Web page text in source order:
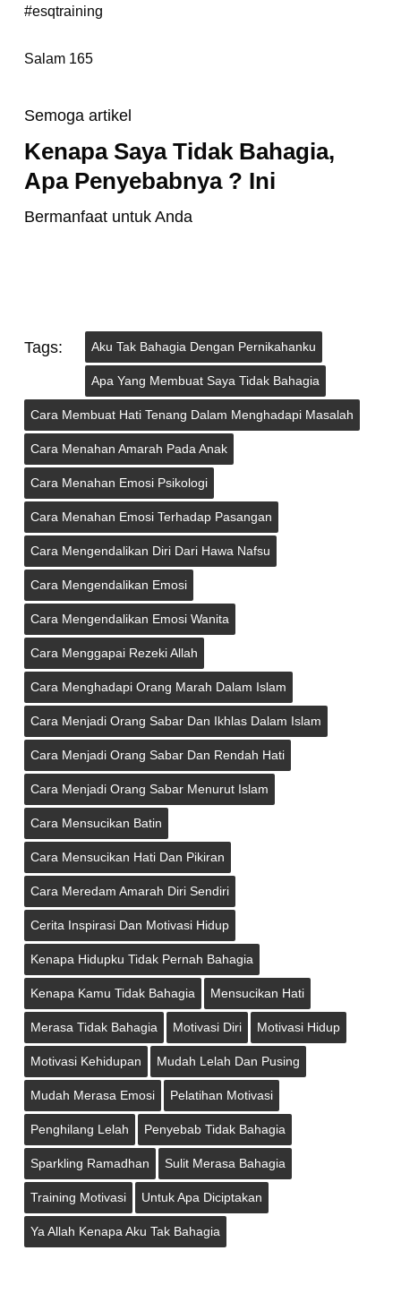
#esqtraining
Salam 165
Semoga artikel
Kenapa Saya Tidak Bahagia,
Apa Penyebabnya ? Ini
Bermanfaat untuk Anda
Tags: Aku Tak Bahagia Dengan Pernikahanku
Apa Yang Membuat Saya Tidak Bahagia
Cara Membuat Hati Tenang Dalam Menghadapi Masalah
Cara Menahan Amarah Pada Anak
Cara Menahan Emosi Psikologi
Cara Menahan Emosi Terhadap Pasangan
Cara Mengendalikan Diri Dari Hawa Nafsu
Cara Mengendalikan Emosi
Cara Mengendalikan Emosi Wanita
Cara Menggapai Rezeki Allah
Cara Menghadapi Orang Marah Dalam Islam
Cara Menjadi Orang Sabar Dan Ikhlas Dalam Islam
Cara Menjadi Orang Sabar Dan Rendah Hati
Cara Menjadi Orang Sabar Menurut Islam
Cara Mensucikan Batin
Cara Mensucikan Hati Dan Pikiran
Cara Meredam Amarah Diri Sendiri
Cerita Inspirasi Dan Motivasi Hidup
Kenapa Hidupku Tidak Pernah Bahagia
Kenapa Kamu Tidak Bahagia Mensucikan Hati
Merasa Tidak Bahagia Motivasi Diri Motivasi Hidup
Motivasi Kehidupan Mudah Lelah Dan Pusing
Mudah Merasa Emosi Pelatihan Motivasi
Penghilang Lelah Penyebab Tidak Bahagia
Sparkling Ramadhan Sulit Merasa Bahagia
Training Motivasi Untuk Apa Diciptakan
Ya Allah Kenapa Aku Tak Bahagia